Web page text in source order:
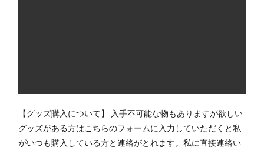
【グッズ購入について】 入手不可能な物もありますが欲しい
グッズがある方はこちらのフォームに入力していただくと私
がいつも購入している方と連絡がとれます。私に直接連絡い